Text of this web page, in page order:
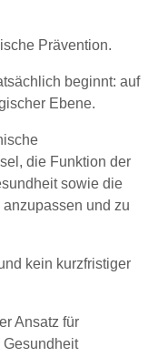
Prävention.
beginnt: auf
Ebene.
die Funktion der
sowie die
und zu
kein kurzfristiger
Ansatz für
Gesundheit